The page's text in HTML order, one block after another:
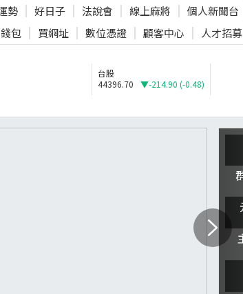
勢 好日子 法說會 線上麻將
個人新聞台
包 買網址 數位憑證 顧客中心 人才招募
台股
44396.70
▼-214.90 (-0.48)